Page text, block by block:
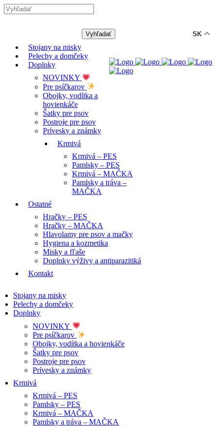
Stojany na misky
Pelechy a domčeky
Doplnky
NOVINKY
Pre psíčkarov
Obojky, vodítka a
hovienkáče
Šatky pre psov
Postroje pre psov
Prívesky a známky
Krmivá
Krmivá – PES
Pamlsky – PES
Krmivá – MAČKA
Pamlsky a tráva –
MAČKA
Ostatné
Hračky – PES
Hračky – MAČKA
Hlavolamy pre psov a mačky
Hygiena a kozmetika
Misky a fľaše
Doplnky výživy a antiparazitiká
Kontakt
Stojany na misky
Pelechy a domčeky
Doplnky
NOVINKY
Pre psíčkarov
Obojky, vodítka a hovienkáče
Šatky pre psov
Postroje pre psov
Prívesky a známky
Krmivá
Krmivá – PES
Pamlsky – PES
Krmivá – MAČKA
Pamlsky a tráva – MAČKA
SK
-12% ZĽAVA s kódom "LETO12"